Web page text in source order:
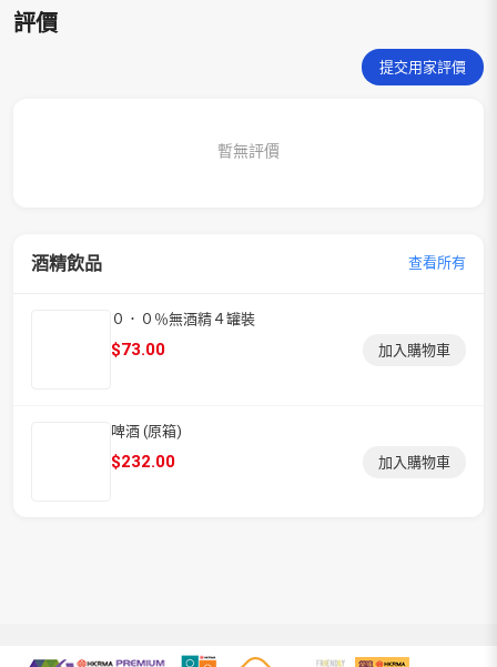
評價
提交用家評價
暫無評價
酒精飲品 查看所有
０．０％無酒精４罐裝
$73.00 加入購物車
啤酒 (原箱)
$232.00 加入購物車